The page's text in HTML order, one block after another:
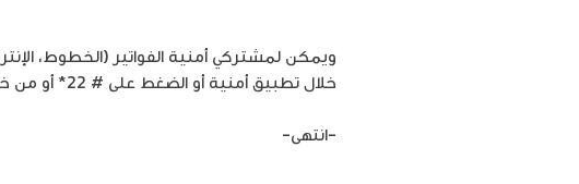
خلال تطبيق أمنية أو الضغط على # 22* أو من خلال الاتصال بمركز خدمات المشتركين، بالإضافة زيارة أي من معارض أمنية.
-انتهى-